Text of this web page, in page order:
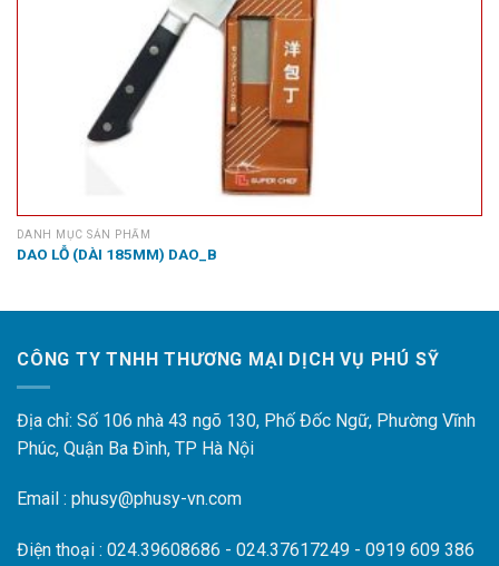
DANH MỤC SẢN PHẨM
DAO LỖ (DÀI 185MM) DAO_B
CÔNG TY TNHH THƯƠNG MẠI DỊCH VỤ PHÚ SỸ
Địa chỉ: Số 106 nhà 43 ngõ 130, Phố Đốc Ngữ, Phường Vĩnh
Phúc, Quận Ba Đình, TP Hà Nội
Email : phusy@phusy-vn.com
Điện thoại : 024.39608686 - 024.37617249 - 0919 609 386